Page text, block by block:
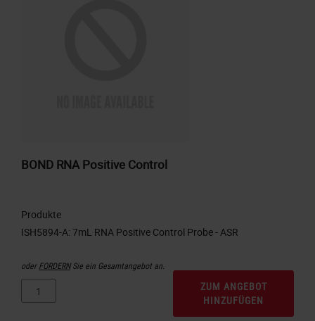
BOND RNA Positive Control
Produkte
oderFORDERNSie ein Gesamtangebot an.
ZUM ANGEBOT
HINZUFÜGEN